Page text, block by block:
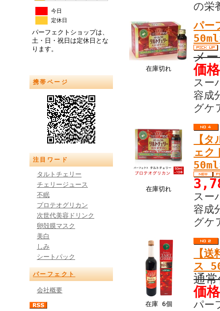
今日
定休日
パーフェクトショップは、
土・日・祝日は定休日とな
ります。
携帯ページ
注目ワード
タルトチェリー
チェリージュース
不眠
プロテオグリカン
次世代美容ドリンク
卵殻膜マスク
美白
しみ
シートパック
パーフェクト
会社概要
の栄
在庫切れ
パー
メ
価
スー
容成
グケ
在庫切れ
【
ェク
スー
容成
グケ
在庫 6個
【
ス
通
価
パー